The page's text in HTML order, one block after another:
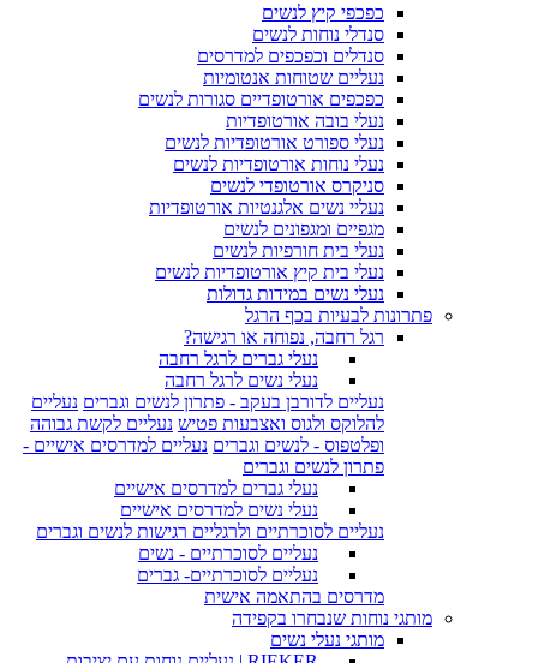
כפכפי קיץ לנשים
סנדלי נוחות לנשים
סנדלים וכפכפים למדרסים
נעליים שטוחות אנטומיות
כפכפים אורטופדיים סגורות לנשים
נעלי בובה אורטופדיות
נעלי ספורט אורטופדיות לנשים
נעלי נוחות אורטופדיות לנשים
סניקרס אורטופדי לנשים
נעליי נשים אלגנטיות אורטופדיות
מגפיים ומגפונים לנשים
נעלי בית חורפיות לנשים
נעלי בית קיץ אורטופדיות לנשים
נעלי נשים במידות גדולות
פתרונות לבעיות בכף הרגל
רגל רחבה, נפוחה או רגישה?
נעלי גברים לרגל רחבה
נעלי נשים לרגל רחבה
נעליים לדורבן בעקב - פתרון לנשים וגברים נעליים
להלוקס ולגוס ואצבעות פטיש נעליים לקשת גבוהה
ופלטפוס - לנשים וגברים נעליים למדרסים אישיים -
פתרון לנשים וגברים
נעלי גברים למדרסים אישיים
נעלי נשים למדרסים אישיים
נעליים לסוכרתיים ולרגליים רגישות לנשים וגברים
נעליים לסוכרתיים - נשים
נעליים לסוכרתיים- גברים
מדרסים בהתאמה אישית
מותגי נוחות שנבחרו בקפידה
מותגי נעלי נשים